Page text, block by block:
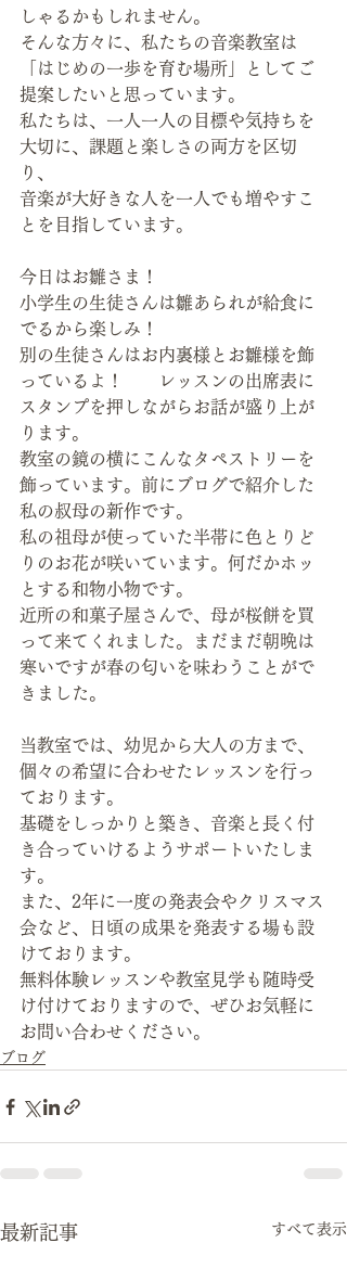
しゃるかもしれません。
そんな方々に、私たちの音楽教室は
「はじめの一歩を育む場所」としてご
提案したいと思っています。
私たちは、一人一人の目標や気持ちを
大切に、課題と楽しさの両方を区切
り、
音楽が大好きな人を一人でも増やすこ
とを目指しています。
今日はお雛さま！
小学生の生徒さんは雛あられが給食に
でるから楽しみ！
別の生徒さんはお内裏様とお雛様を飾
っているよ！　　レッスンの出席表に
スタンプを押しながらお話が盛り上が
ります。
教室の鏡の横にこんなタペストリーを
飾っています。前にブログで紹介した
私の叔母の新作です。
私の祖母が使っていた半帯に色とりど
りのお花が咲いています。何だかホッ
とする和物小物です。
近所の和菓子屋さんで、母が桜餅を買
って来てくれました。まだまだ朝晩は
寒いですが春の匂いを味わうことがで
きました。
当教室では、幼児から大人の方まで、
個々の希望に合わせたレッスンを行っ
ております。
基礎をしっかりと築き、音楽と長く付
き合っていけるようサポートいたしま
す。
また、2年に一度の発表会やクリスマス
会など、日頃の成果を発表する場も設
けております。
無料体験レッスンや教室見学も随時受
け付けておりますので、ぜひお気軽に
お問い合わせください。
ブログ
最新記事 すべて表示